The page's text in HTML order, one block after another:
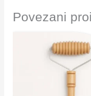
Povezani